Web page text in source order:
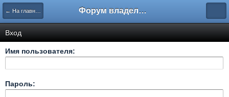
← На главную Форум владельцев интернет-магазинов
Вход
Имя пользователя:
Пароль: